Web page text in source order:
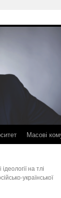
Масові
на тлі
української